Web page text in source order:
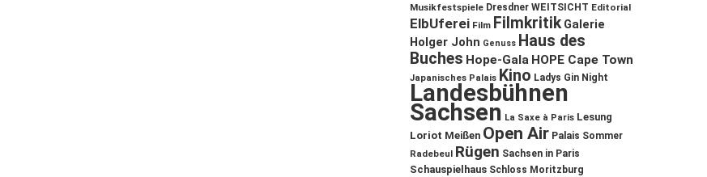
Musikfestspiele Dresdner WEITSICHT Editorial
ElbUferei Film Filmkritik Galerie
Holger John Genuss Haus des
Buches Hope-Gala HOPE Cape Town
Japanisches Palais Kino Ladys Gin Night
Landesbühnen
Sachsen La Saxe à Paris Lesung
Loriot Meißen Open Air Palais Sommer
Radebeul Rügen Sachsen in Paris
Schauspielhaus Schloss Moritzburg